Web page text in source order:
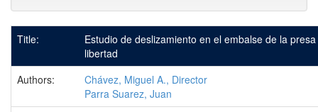
Title:
Estudio de deslizamiento en el embalse de la presa
libertad
Authors:
Chávez, Miguel A., Director
Parra Suarez, Juan